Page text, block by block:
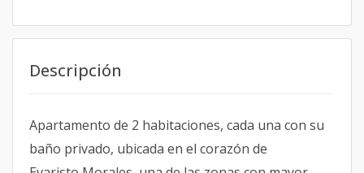
Descripción
Apartamento de 2 habitaciones, cada una con su
baño privado, ubicada en el corazón de